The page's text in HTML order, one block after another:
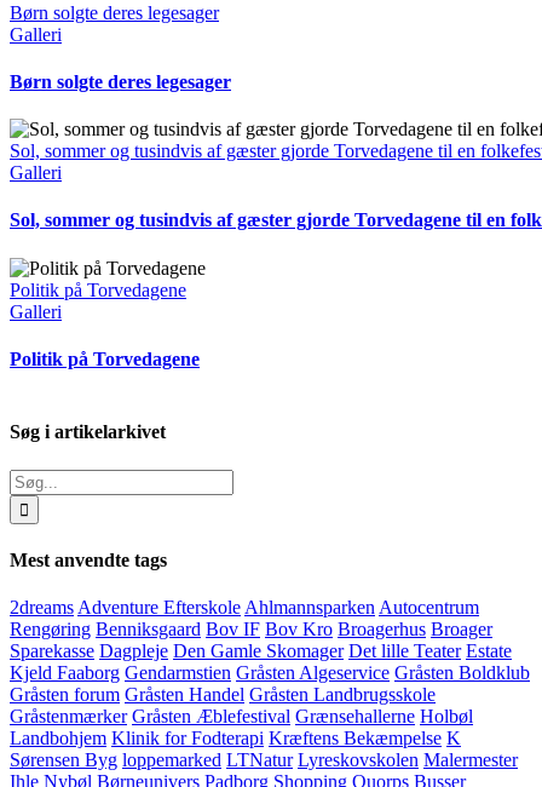
Børn solgte deres legesager
Galleri
Børn solgte deres legesager
Sol, sommer og tusindvis af gæster gjorde Torvedagene til en
Galleri
Sol, sommer og tusindvis af gæster gjorde Torvedagene til en
Politik på Torvedagene
Galleri
Politik på Torvedagene
Søg i artikelarkivet
Søg
efter:
Mest anvendte tags
2dreams Adventure Efterskole Ahlmannsparken Autocentrum
Rengøring Benniksgaard Bov IF Bov Kro Broagerhus Broager
Sparekasse Dagpleje Den Gamle Skomager Det lille Teater Estate
Kjeld Faaborg Gendarmstien Gråsten Algeservice Gråsten Boldklub
Gråsten forum Gråsten Handel Gråsten Landbrugsskole
Gråstenmærker Gråsten Æblefestival Grænsehallerne Holbøl
Landbohjem Klinik for Fodterapi Kræftens Bekæmpelse K
Sørensen Byg loppemarked LTNatur Lyreskovskolen Malermester
Ihle Nybøl Børneunivers Padborg Shopping Quorps Busser